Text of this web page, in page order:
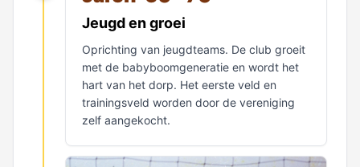
Jeugd en groei
Oprichting van jeugdteams. De club groeit
met de babyboomgeneratie en wordt het
hart van het dorp. Het eerste veld en
trainingsveld worden door de vereniging
zelf aangekocht.